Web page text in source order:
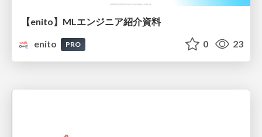
【enito】MLエンジニア紹介資料
enito
PRO 0 23